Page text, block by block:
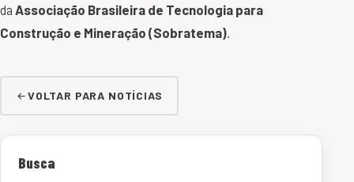
da Associação Brasileira de Tecnologia para
Construção e Mineração (Sobratema)
VOLTAR PARA NOTÍCIAS
Busca